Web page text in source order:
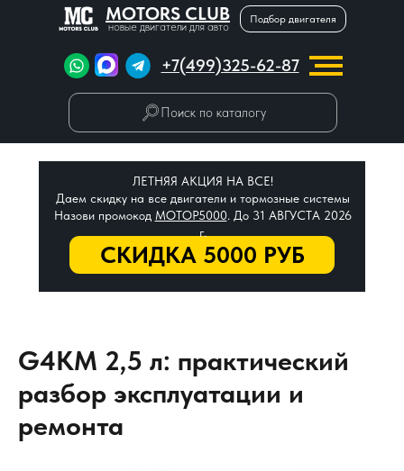
MOTORS CLUB
новые двигатели для авто
Подбор двигателя
+7(499)325-62-87
Поиск по каталогу
СКИДКА 5000 РУБ
ЛЕТНЯЯ АКЦИЯ НА ВСЕ!
Даем скидку на все двигатели и тормозные системы
Назови промокод МОТОР5000. До 31 АВГУСТА 2026
г.
G4KM 2,5 л: практический
разбор эксплуатации и
ремонта